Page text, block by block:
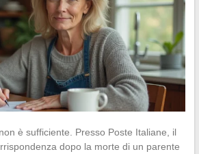
è sufficiente. Presso Poste Italiane, il
dopo la morte di un parente